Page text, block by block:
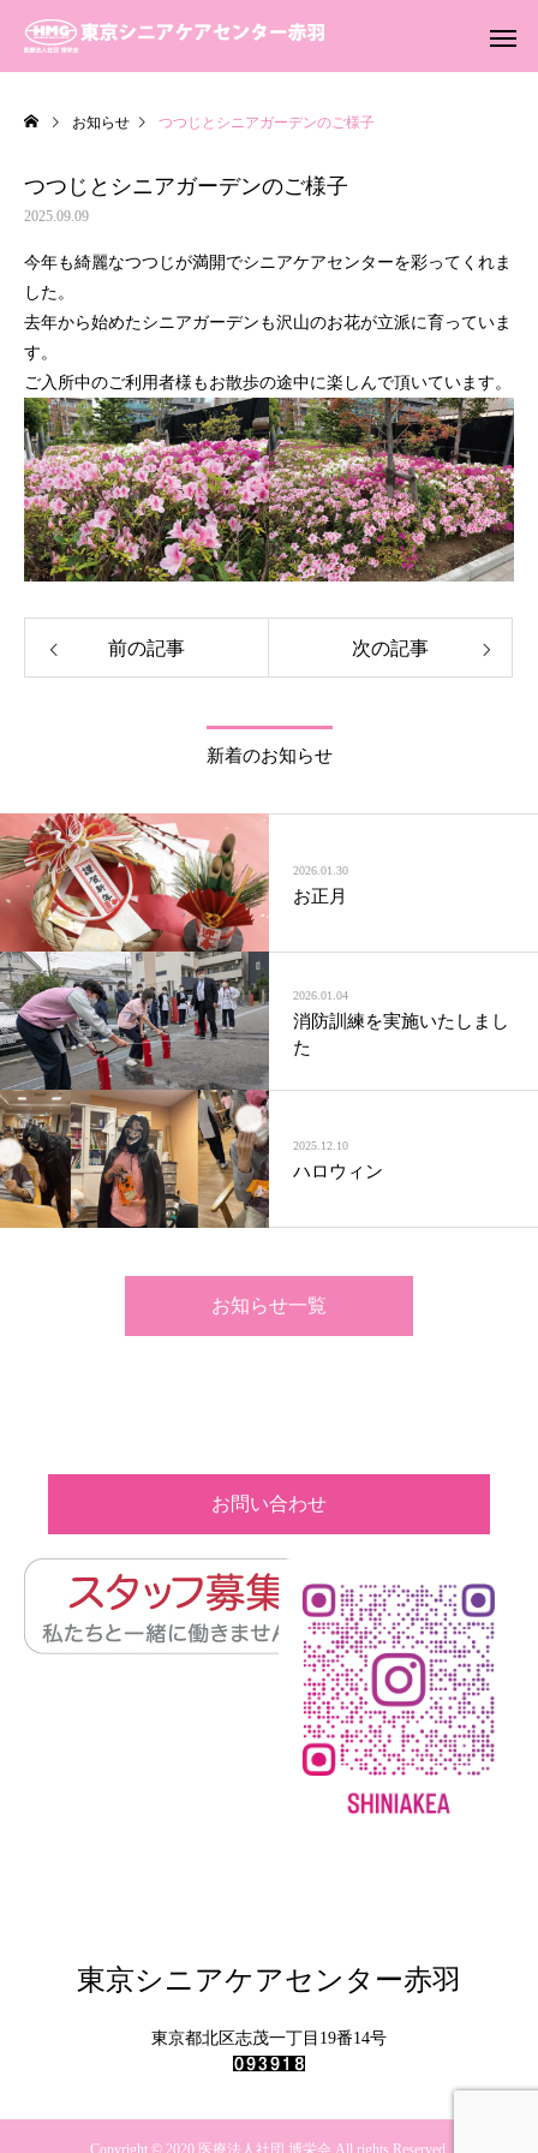
お知らせ つつじとシニアガーデンのご様子
つつじとシニアガーデンのご様子
2025.09.09
今年も綺麗なつつじが満開でシニアケアセンターを彩ってくれま
した。
去年から始めたシニアガーデンも沢山のお花が立派に育っていま
す。
ご入所中のご利用者様もお散歩の途中に楽しんで頂いています。
前の記事 次の記事
新着のお知らせ
2026.01.30
お正月
2026.01.04
消防訓練を実施いたしまし
た
2025.12.10
ハロウィン
お知らせ一覧
お問い合わせ
東京シニアケアセンター赤羽
東京都北区志茂一丁目19番14号
Copyright © 2020 医療法人社団 博栄会 All rights Reserved.